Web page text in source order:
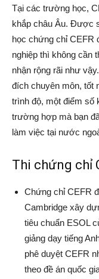
Tại các trường học,
khắp châu Âu. Được
học chứng chỉ CEFR
nghiệp thì không cần
nhận rộng rãi như
đích chuyên môn, tốt
trình độ, một điểm số
trường hợp mà bạn
làm việc tại nước
Thi chứng chỉ
Chứng chỉ CEFR
Cambridge xây
tiêu chuẩn ESOL
giảng dạy tiếng
phê duyệt CEFR
theo đề án quốc